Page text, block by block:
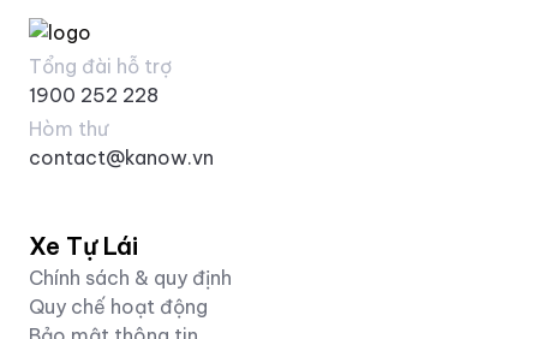
alt="🌊" width="16" height="16" /></span>
xanh, về qu&ecirc; thăm &ocirc;ng b&agrave;,
hay đơn giản l&agrave; đưa cả gia
chuyến... Chỉ cần chọn điểm đến, việc chọn xe
</div> <div class="x14z9mp xat24cr x1lziwak
<div dir="auto"><span class="html-span
xm2jcoa x1mpyi22 xxymvpz xlup9mm
x15mokao x1ga7v0g x16uus16 xbiv7yw"
src="https://static.xx.fbcdn.net/images/
alt="🚗" width="16" height="16" /></span> Đa
Tổng đài hỗ trợ
1900 252 228
Hòm thư
contact@kanow.vn
Xe Tự Lái
Chính sách & quy định
Quy chế hoạt động